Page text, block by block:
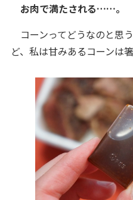
お肉で満たされる……。
コーンってどうなのと思
ど、私は甘みあるコーンは